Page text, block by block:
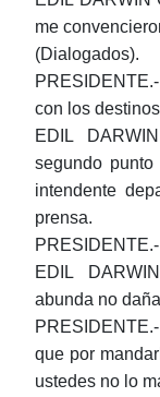
me
(Dialogados).
con los
EDIL
segundo
intendente
prensa.
EDIL
abunda no
que por
ustedes no lo